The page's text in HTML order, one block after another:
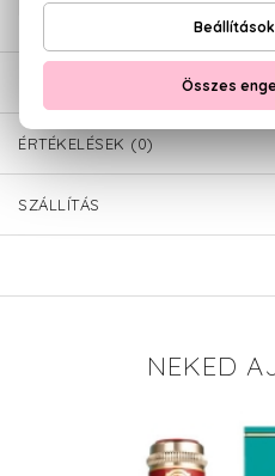
ÉRTÉKELÉSEK (0)
SZÁLLÍTÁS
NEKED